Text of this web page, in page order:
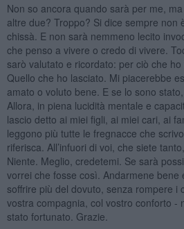
Non so ancora quando sarà per me, ma
altre due? Troppo? Si dice sempre non
chissà. E non sarà nemmeno lecito
che penso a vivere o credo di vivere.
sarò valutato e ricordato: per ciò che
Quello che ho lasciato. Mi piacerebbe
amato o voluto bene. E se lo sono
Allora, in piena lucidità mentale e
lascio detto ai miei figli, ai miei cari, ai
leggono più tutte le fregnacce che
riferisca. All’infuori di voi, che siete
Niente. Meglio, credetemi. Se sarà
vorrei che fosse così. Andarmene bene
soffrire più del dovuto, senza rompere i
vostra compagnia, col vostro conforto -
stato fortunato. Grazie.